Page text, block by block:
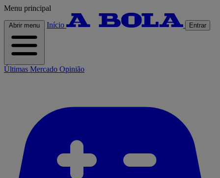
Menu principal
Abrir menu Início Entrar
Últimas Mercado Opinião